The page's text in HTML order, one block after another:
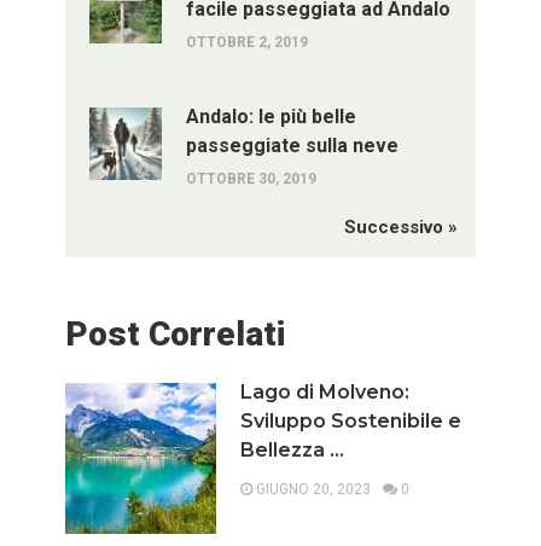
facile passeggiata ad Andalo
OTTOBRE 2, 2019
Andalo: le più belle
passeggiate sulla neve
OTTOBRE 30, 2019
Successivo »
Post Correlati
Lago di Molveno:
Sviluppo Sostenibile e
Bellezza …
GIUGNO 20, 2023 0